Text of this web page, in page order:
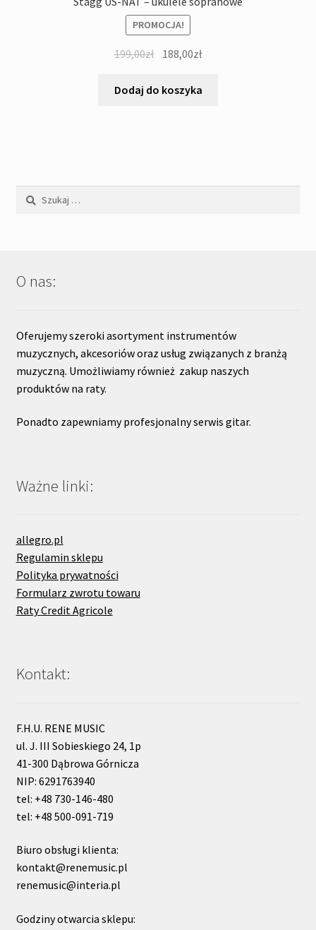
PROMOCJA!
199,00zł Pierwotna
wynosiła:
188,00złAktualna
wynosi:
Dodaj do koszyka
Szukaj:
O nas:
Oferujemy szeroki asortyment instrumentów
muzycznych, akcesoriów oraz usług związanych z branżą
muzyczną. Umożliwiamy również zakup naszych
produktów na raty.
Ponadto zapewniamy profesjonalny serwis gitar.
Ważne linki:
allegro.pl
Regulamin sklepu
Polityka prywatności
Formularz zwrotu towaru
Raty Credit Agricole
Kontakt:
F.H.U. RENE MUSIC
ul. J. III Sobieskiego 24, 1p
41-300 Dąbrowa Górnicza
NIP: 6291763940
tel: +48 730-146-480
tel: +48 500-091-719
Biuro obsługi klienta:
kontakt@renemusic.pl
renemusic@interia.pl
Godziny otwarcia sklepu: